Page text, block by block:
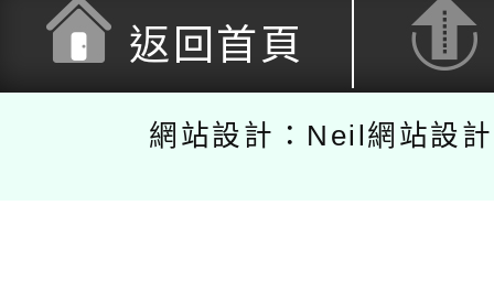
返回首頁
網站設計：Neil網站設